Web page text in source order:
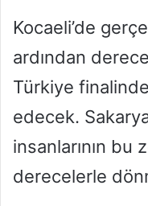
Kocaeli’de
ardından
Türkiye
edecek.
insanlarının bu
derecelerle